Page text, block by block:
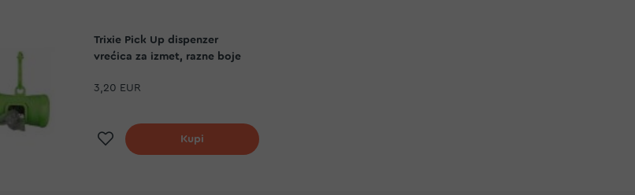
Trixie Pick Up dispenzer
vrećica za izmet, razne boje
3,20 EUR
Dodaj na listu želja
Kupi